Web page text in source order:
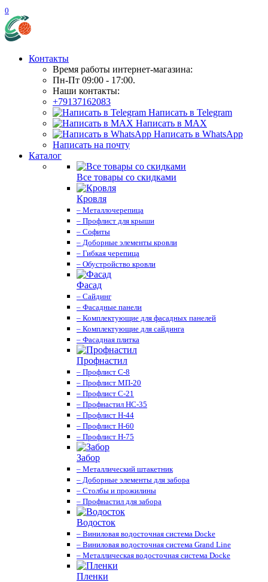
0
Контакты
Время работы интернет-магазина:
Пн-Пт 09:00 - 17:00.
Наши контакты:
+79137162083
Написать в Telegram
Написать в MAX
Написать в WhatsApp
Написать на почту
Каталог
Все товары со скидками
Кровля
– Металлочерепица
– Профлист для крыши
– Софиты
– Доборные элементы кровли
– Гибкая черепица
– Обустройство кровли
Фасад
– Сайдинг
– Фасадные панели
– Комплектующие для фасадных панелей
– Комплектующие для сайдинга
– Фасадная плитка
Профнастил
– Профлист С-8
– Профлист МП-20
– Профлист С-21
– Профнастил НС-35
– Профлист Н-44
– Профлист Н-60
– Профлист Н-75
Забор
– Металлический штакетник
– Доборные элементы для забора
– Столбы и прожилины
– Профнастил для забора
Водосток
– Виниловая водосточная система Docke
– Виниловая водосточная система Grand Line
– Металлическая водосточная система Docke
Пленки